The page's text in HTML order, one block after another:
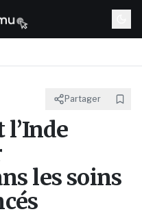
Partager
les soins